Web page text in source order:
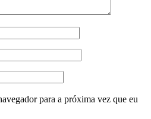
para a próxima vez que eu